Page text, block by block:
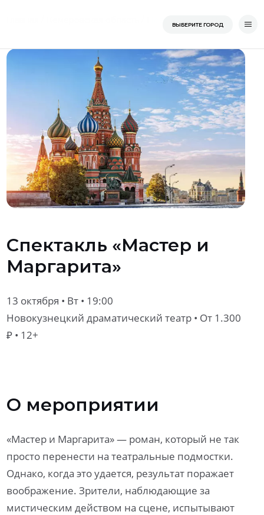
содержимому
ВЫБЕРИТЕ ГОРОД
Спектакль «Мастер и
Маргарита»
13 октября • Вт • 19:00
Новокузнецкий драматический театр • От 1.300
₽ • 12+
О мероприятии
«Мастер и Маргарита» — роман, который не так
просто перенести на театральные подмостки.
Однако, когда это удается, результат поражает
воображение. Зрители, наблюдающие за
мистическим действом на сцене, испытывают